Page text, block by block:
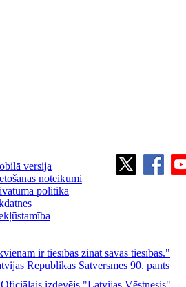
versija
noteikumi
politika
ir tiesības zināt savas tiesības."
Republikas Satversmes 90. pants
izdevējs "Latvijas Vēstnesis"